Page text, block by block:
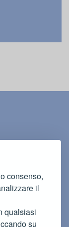
consenso,
il
qualsiasi
su